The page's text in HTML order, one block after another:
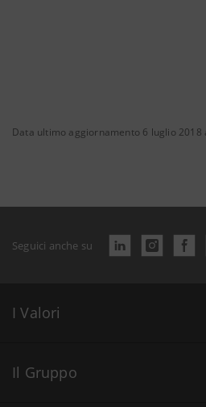
Data ultimo aggiornamento 6 luglio 2018
Seguici anche su
I Valori
Il Gruppo